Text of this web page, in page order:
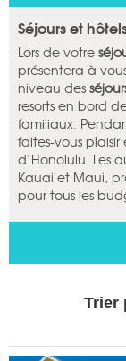
Séjours et
Lors de votre
présentera à
niveau des
resorts en bord
familiaux.
faites-vous plaisir
d’Honolulu. Les
Kauai et Maui,
pour tous les
Trier